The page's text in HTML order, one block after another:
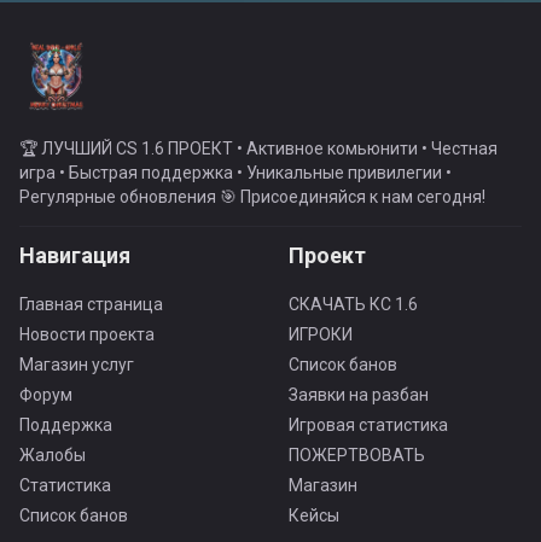
🏆 ЛУЧШИЙ CS 1.6 ПРОЕКТ • Активное комьюнити • Честная
игра • Быстрая поддержка • Уникальные привилегии •
Регулярные обновления 🎯 Присоединяйся к нам сегодня!
Навигация
Главная страница
Новости проекта
Магазин услуг
Форум
Поддержка
Жалобы
Статистика
Список банов
Проект
СКАЧАТЬ КС 1.6
ИГРОКИ
Список банов
Заявки на разбан
Игровая статистика
ПОЖЕРТВОВАТЬ
Магазин
Кейсы